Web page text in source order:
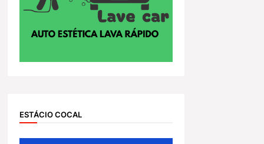
ESTÁCIO COCAL